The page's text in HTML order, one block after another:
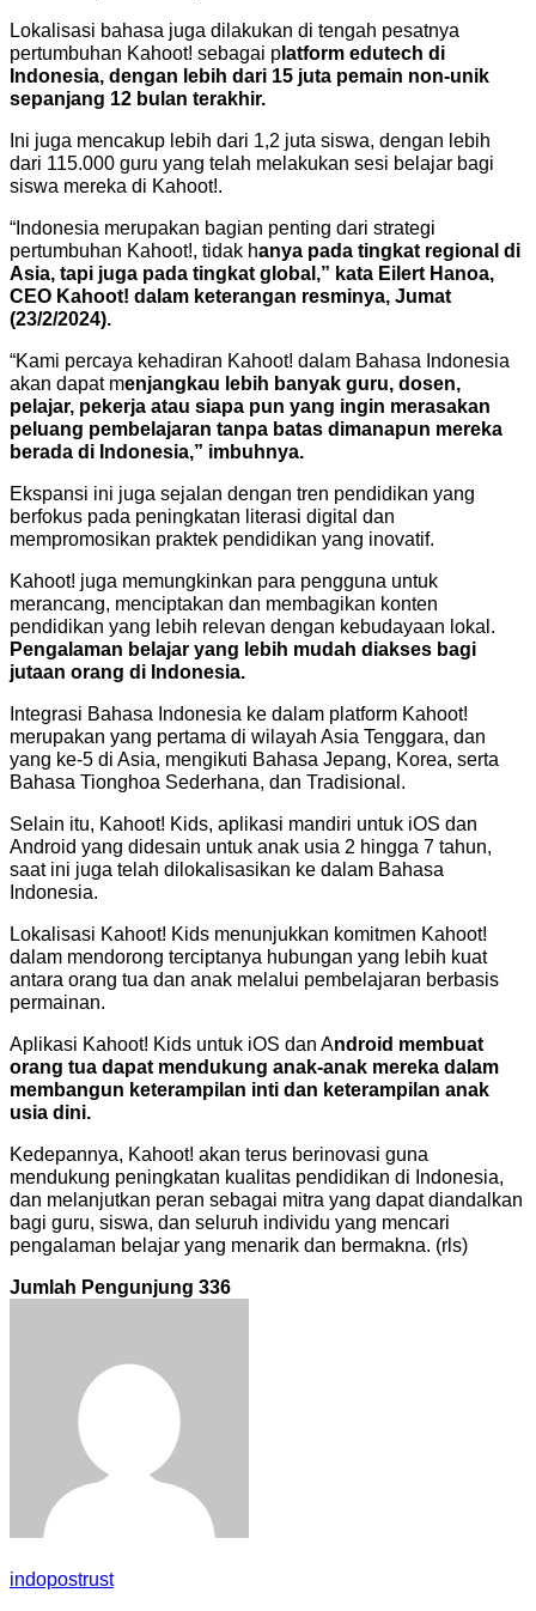
Lokalisasi bahasa juga dilakukan di tengah pesatnya
pertumbuhan Kahoot! sebagai p latform edutech di
Indonesia, dengan lebih dari 15 juta pemain non-unik
sepanjang 12 bulan terakhir.
Ini juga mencakup lebih dari 1,2 juta siswa, dengan lebih
dari 115.000 guru yang telah melakukan sesi belajar bagi
siswa mereka di Kahoot!.
“Indonesia merupakan bagian penting dari strategi
pertumbuhan Kahoot!, tidak hanya pada tingkat regional di
Asia, tapi juga pada tingkat global,” kata Eilert Hanoa,
CEO Kahoot! dalam keterangan resminya, Jumat
(23/2/2024).
“Kami percaya kehadiran Kahoot! dalam Bahasa Indonesia
akan dapat menjangkau lebih banyak guru, dosen,
pelajar, pekerja atau siapa pun yang ingin merasakan
peluang pembelajaran tanpa batas dimanapun mereka
berada di I ndonesia,” imbuhnya.
Ekspansi ini juga sejalan dengan tren pendidikan yang
berfokus pada peningkatan literasi digital dan
mempromosikan praktek pendidikan yang inovatif.
Kahoot! juga memungkinkan para pengguna untuk
merancang, menciptakan dan membagikan konten
pendidikan yang lebih relevan dengan kebudayaan lokal.
Pengalaman belajar yang lebih mudah diakses bagi
jutaan orang di Indonesia.
Integrasi Bahasa Indonesia ke dalam platform Kahoot!
merupakan yang pertama di wilayah Asia Tenggara, dan
yang ke-5 di Asia, mengikuti Bahasa Jepang, Korea, serta
Bahasa Tionghoa Sederhana, dan Tradisional.
Selain itu, Kahoot! Kids, aplikasi mandiri untuk iOS dan
Android yang didesain untuk anak usia 2 hingga 7 tahun,
saat ini juga telah dilokalisasikan ke dalam Bahasa
Indonesia.
Lokalisasi Kahoot! Kids menunjukkan komitmen Kahoot!
dalam mendorong terciptanya hubungan yang lebih kuat
antara orang tua dan anak melalui pembelajaran berbasis
permainan.
Aplikasi Kahoot! Kids untuk iOS dan Android membuat
orang tua dapat mendukung anak-anak mereka dalam
membangun keterampilan inti dan keterampilan anak
usia dini.
Kedepannya, Kahoot! akan terus berinovasi guna
mendukung peningkatan kualitas pendidikan di Indonesia,
dan melanjutkan peran sebagai mitra yang dapat diandalkan
bagi guru, siswa, dan seluruh individu yang mencari
pengalaman belajar yang menarik dan bermakna. (rls)
Jumlah Pengunjung 336
indopostrust